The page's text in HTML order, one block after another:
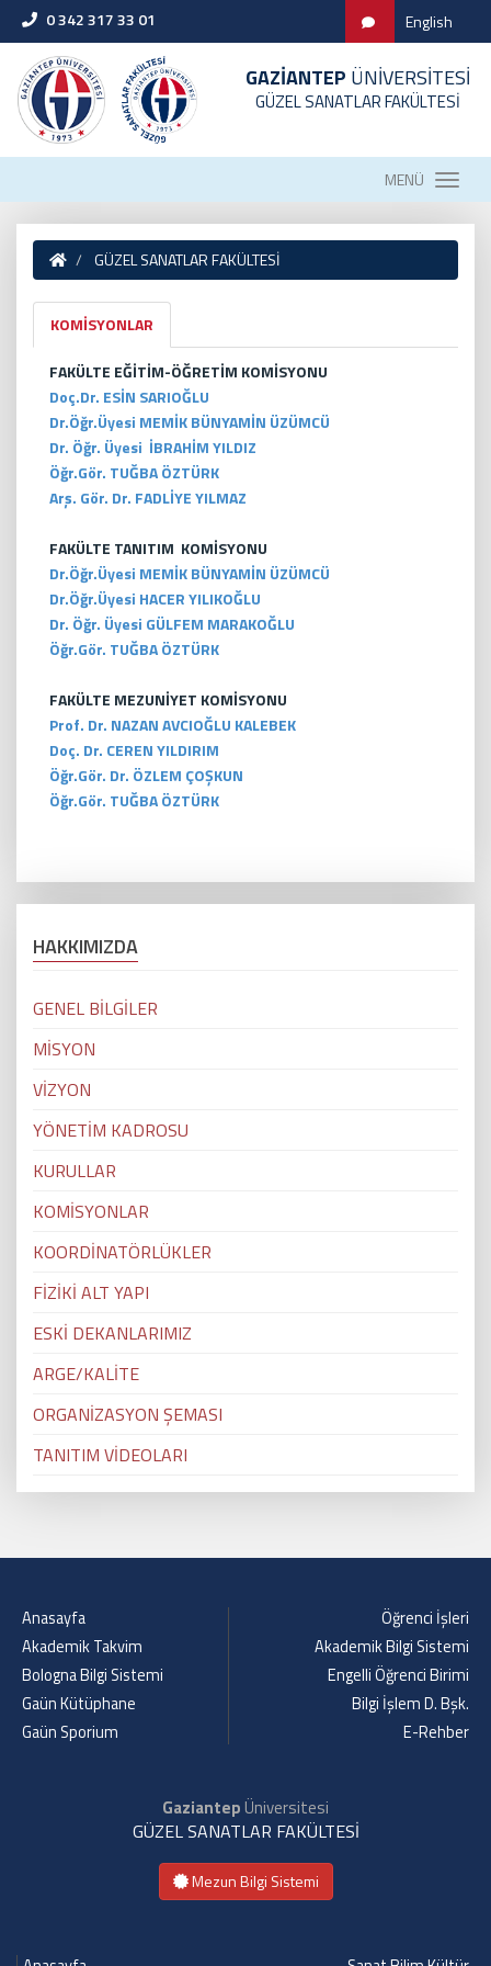
0 342 317 33 01 English
GAZİANTEP ÜNİVERSİTESİ
GÜZEL SANATLAR FAKÜLTESİ
MENÜ
GÜZEL SANATLAR FAKÜLTESİ
KOMİSYONLAR
FAKÜLTE EĞİTİM-ÖĞRETİM KOMİSYONU
Doç.Dr. ESİN SARIOĞLU
Dr.Öğr.Üyesi MEMİK BÜNYAMİN ÜZÜMCÜ
Dr. Öğr. Üyesi İBRAHİM YILDIZ
Öğr.Gör. TUĞBA ÖZTÜRK
Arş. Gör. Dr. FADLİYE YILMAZ
FAKÜLTE TANITIM KOMİSYONU
Dr.Öğr.Üyesi MEMİK BÜNYAMİN ÜZÜMCÜ
Dr.Öğr.Üyesi HACER YILIKOĞLU
Dr. Öğr. Üyesi GÜLFEM MARAKOĞLU
Öğr.Gör. TUĞBA ÖZTÜRK
FAKÜLTE MEZUNİYET KOMİSYONU
Prof. Dr. NAZAN AVCIOĞLU KALEBEK
Doç. Dr. CEREN YILDIRIM
Öğr.Gör. Dr. ÖZLEM ÇOŞKUN
Öğr.Gör. TUĞBA ÖZTÜRK
HAKKIMIZDA
GENEL BİLGİLER
MİSYON
VİZYON
YÖNETİM KADROSU
KURULLAR
KOMİSYONLAR
KOORDİNATÖRLÜKLER
FİZİKİ ALT YAPI
ESKİ DEKANLARIMIZ
ARGE/KALİTE
ORGANİZASYON ŞEMASI
TANITIM VİDEOLARI
Anasayfa
Akademik Takvim
Bologna Bilgi Sistemi
Gaün Kütüphane
Gaün Sporium
Öğrenci İşleri
Akademik Bilgi Sistemi
Engelli Öğrenci Birimi
Bilgi İşlem D. Bşk.
E-Rehber
GaziantepÜniversitesi
GÜZEL SANATLAR FAKÜLTESİ
Mezun Bilgi Sistemi